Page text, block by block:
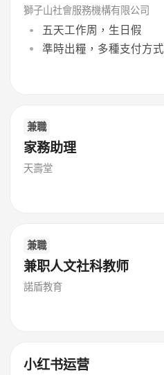
獅子山社會服務機構有限公司
五天工作周，生日假
準時出糧，多種支付方式
兼職
家務助理
天壽堂
兼職
兼职人文社科教师
諾盾教育
小红书运营